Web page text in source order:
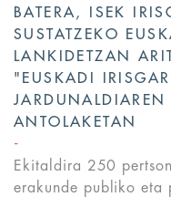
BATERA, ISEK
SUSTATZEKO
LANKIDETZAN
"EUSKADI
ANTOLAKETAN
Ekitaldira 250
erakunde publiko eta